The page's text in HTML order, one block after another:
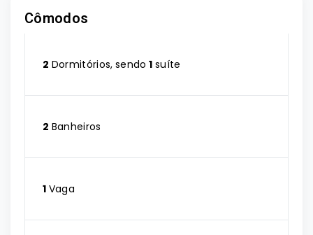
Cômodos
2 Dormitórios, sendo1 suíte
2 Banheiros
1 Vaga